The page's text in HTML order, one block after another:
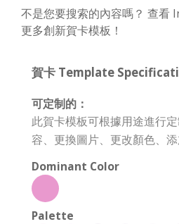
不是您要搜索的內容嗎？ 查看
更多創新賀卡模板！
賀卡 Template
可定制的：
此賀卡模板可根據用途進行
容、更換圖片、更改顏色、添
Dominant Color
Palette